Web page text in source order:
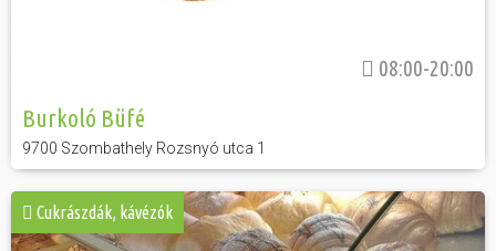
08:00-20:00
Burkoló Büfé
9700 Szombathely Rozsnyó utca 1
Cukrászdák, kávézók